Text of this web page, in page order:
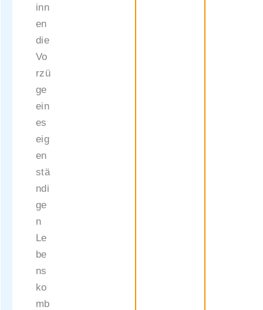
inn
en
die
Vo
rzü
ge
ein
es
eig
en
stä
ndi
ge
n
Le
be
ns
ko
mb